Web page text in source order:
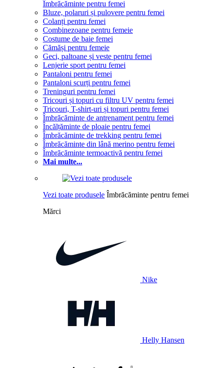
Îmbrăcăminte pentru femei
Bluze, polaruri și pulovere pentru femei
Colanți pentru femei
Combinezoane pentru femeie
Costume de baie femei
Cămăși pentru femeie
Geci, paltoane și veste pentru femei
Lenjerie sport pentru femei
Pantaloni pentru femei
Pantaloni scurți pentru femei
Treninguri pentru femei
Tricouri și topuri cu filtru UV pentru femei
Tricouri, T-shirt-uri și topuri pentru femei
Îmbrăcăminte de antrenament pentru femei
Încălțăminte de ploaie pentru femei
Îmbrăcăminte de trekking pentru femei
Îmbrăcăminte din lână merino pentru femei
Îmbrăcăminte termoactivă pentru femei
Mai multe...
Vezi toate produsele Îmbrăcăminte pentru femei
Mărci
Nike
Helly Hansen